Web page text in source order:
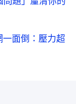
一面倒：壓力超